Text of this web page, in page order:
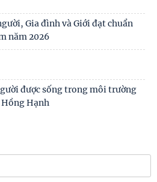
năm 2026
được sống trong môi trường
Hạnh